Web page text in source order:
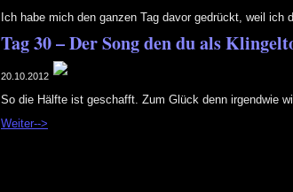
Ich habe mich den ganzen Tag davor gedrückt, weil
Tag 30 – Der Song den du als
20.10.2012
So die Hälfte ist geschafft. Zum Glück denn irgendwie
Weiter-->